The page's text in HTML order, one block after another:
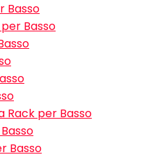
Basso
Basso
Rack per Basso
Basso